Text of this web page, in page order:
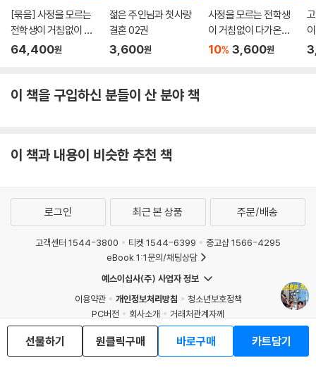
[묶음] 사정을 모르는
전학생이 거침없이 다
가온다. (총23권/미완
64,400원
젊은 주인님과 첫사랑
결혼 02권
3,600원
사정을 모르는 전학생
이 거침없이 다가온다.
23권
10% 3,600원
이 책을 구입하신 분들이 산 분야 책
이 책과 내용이 비슷한 추천 책
선물하기 원클릭구매 바로구매 카트담기
로그인 최근 본 상품 주문/배송
고객센터 1544-3800 티켓 1544-6399
중고샵 1566-4295
eBook 1:1문의/채팅상담
예스이십사(주) 사업자 정보
이용약관
개인정보처리방침
청소년보호정책
PC버전
회사소개
거래처관계자께
도서홍보
광고
Copyright © YES24 Corp. All Rights Reserved.
MATOM1